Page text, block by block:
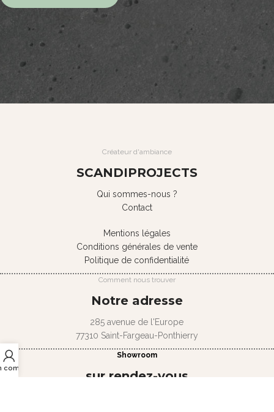
Créateur d'ambiance
SCANDIPROJECTS
Qui sommes-nous ?
Contact
Mentions légales
Conditions générales de vente
Politique de confidentialité
Comment nous trouver
Notre adresse
285 avenue de l'Europe
77310 Saint-Fargeau-Ponthierry
Showroom
sur rendez-vous
compte